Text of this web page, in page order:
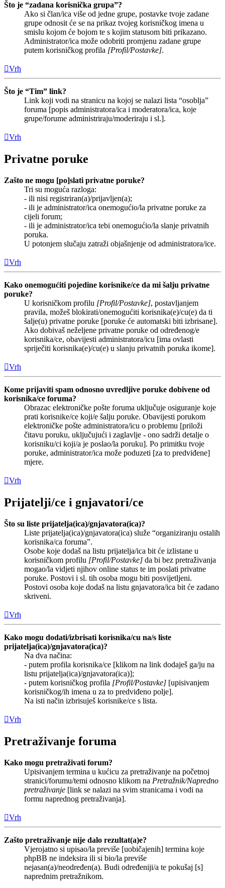
Što je “zadana korisnička grupa”?
Ako si član/ica više od jedne grupe, postavke tvoje zadane
grupe odnosit će se na prikaz tvojeg korisničkog imena u
smislu kojom će bojom te s kojim statusom biti prikazano.
Administrator/ica može odobriti promjenu zadane grupe
putem korisničkog profila [Profil/Postavke].
Vrh
Što je “Tim” link?
Link koji vodi na stranicu na kojoj se nalazi lista “osoblja”
foruma [popis administratora/ica i moderatora/ica, koje
grupe/forume administriraju/moderiraju i sl.].
Vrh
Privatne poruke
Zašto ne mogu [po]slati privatne poruke?
Tri su moguća razloga:
- ili nisi registriran(a)/prijavljen(a);
- ili je administrator/ica onemogućio/la privatne poruke za
cijeli forum;
- ili je administrator/ica tebi onemogućio/la slanje privatnih
poruka.
U potonjem slučaju zatraži objašnjenje od administratora/ice.
Vrh
Kako onemogućiti pojedine korisnike/ce da mi šalju privatne
poruke?
U korisničkom profilu [Profil/Postavke], postavljanjem
pravila, možeš blokirati/onemogućiti korisnika(e)/cu(e) da ti
šalje(u) privatne poruke [poruke će automatski biti izbrisane].
Ako dobivaš neželjene privatne poruke od određenog/e
korisnika/ce, obavijesti administratora/icu [ima ovlasti
spriječiti korisnika(e)/cu(e) u slanju privatnih poruka ikome].
Vrh
Kome prijaviti spam odnosno uvredljive poruke dobivene od
korisnika/ce foruma?
Obrazac elektroničke pošte foruma uključuje osiguranje koje
prati korisnike/ce koji/e šalju poruke. Obavijesti porukom
elektroničke pošte administratora/icu o problemu [priloži
čitavu poruku, uključujući i zaglavlje - ono sadrži detalje o
korisniku/ci koji/a je poslao/la poruku]. Po primitku tvoje
poruke, administrator/ica može poduzeti [za to predviđene]
mjere.
Vrh
Prijatelji/ce i gnjavatori/ce
Što su liste prijatelja(ica)/gnjavatora(ica)?
Liste prijatelja(ica)/gnjavatora(ica) služe “organiziranju ostalih
korisnika/ca foruma”.
Osobe koje dodaš na listu prijatelja/ica bit će izlistane u
korisničkom profilu [Profil/Postavke] da bi bez pretraživanja
mogao/la vidjeti njihov online status te im poslati privatne
poruke. Postovi i sl. tih osoba mogu biti posvijetljeni.
Postovi osoba koje dodaš na listu gnjavatora/ica bit će zadano
skriveni.
Vrh
Kako mogu dodati/izbrisati korisnika/cu na/s liste
prijatelja(ica)/gnjavatora(ica)?
Na dva načina:
- putem profila korisnika/ce [klikom na link dodaješ ga/ju na
listu prijatelja(ica)/gnjavatora(ica)];
- putem korisničkog profila [Profil/Postavke] [upisivanjem
korisničkog/ih imena u za to predviđeno polje].
Na isti način izbrisuješ korisnike/ce s lista.
Vrh
Pretraživanje foruma
Kako mogu pretraživati forum?
Upisivanjem termina u kućicu za pretraživanje na početnoj
stranici/forumu/temi odnosno klikom na Pretražnik/Napredno
pretraživanje [link se nalazi na svim stranicama i vodi na
formu naprednog pretraživanja].
Vrh
Zašto pretraživanje nije dalo rezultat(a)e?
Vjerojatno si upisao/la previše [uobičajenih] termina koje
phpBB ne indeksira ili si bio/la previše
nejasan(a)/neodređen(a). Budi određeniji/a te pokušaj [s]
naprednim pretražnikom.